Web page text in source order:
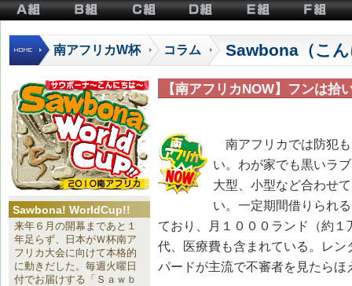
南アフリカW杯 コラム Sawbona（こ
【南アフリカNOW】フンは拾
南アフリカでは防犯
い。わが家でも黒いラ
大型、小型など合わせ
い。一定期間借りられ
ており、月１０００ランド（約
代、医療費も含まれている。レ
パードが主流で不審者を見たら
Sawbona! WorldCup!!
来年６月の開幕まであと１
年足らず、日本がＷ杯南ア
フリカ大会に向けて本格的
に動きだした。毎週火曜日
付でお届けする「Ｓａｗｂ